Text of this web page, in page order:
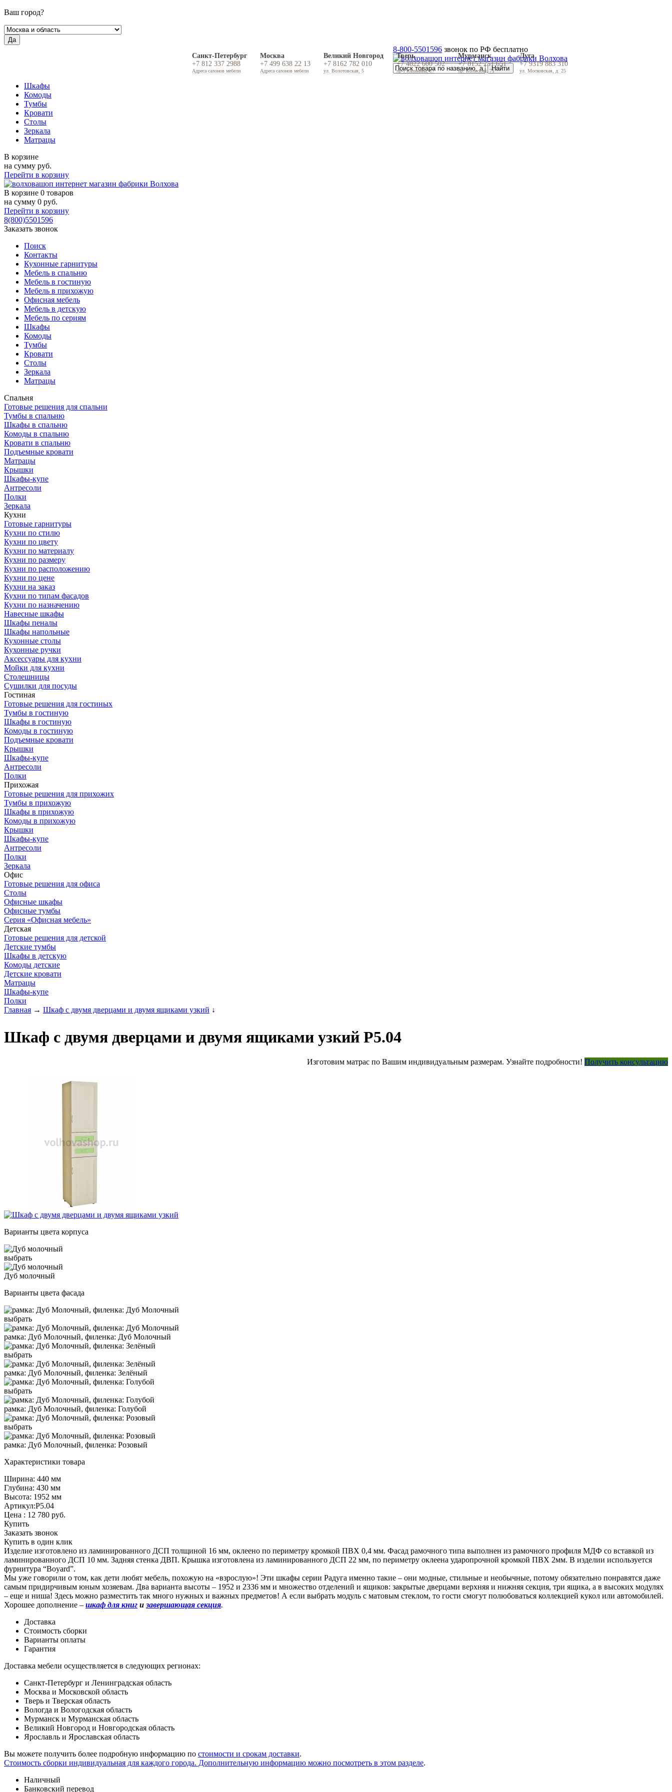
Ваш город?
Да
Санкт-Петербург
+7 812 337 2988
Адреса салонов мебели
Москва
+7 499 638 22 13
Адреса салонов мебели
Великий Новгород
+7 8162 782 010
ул. Волотовская, 5
Тверь
+7 4822 600 502
пр-т Калинина, 17
Мурманск
+7 8152 251 651
пр. Кольский, 71
Луга
+7 9319 883 310
ул. Московская, д. 25
8-800-5501596 звонок по РФ бесплатно
Шкафы
Комоды
Тумбы
Кровати
Столы
Зеркала
Матрацы
В корзине
на сумму руб.
Перейти в корзину
В корзине 0 товаров
на сумму 0 руб.
Перейти в корзину
8(800)5501596
Заказать звонок
Поиск
Контакты
Кухонные гарнитуры
Мебель в спальню
Мебель в гостиную
Мебель в прихожую
Офисная мебель
Мебель в детскую
Мебель по сериям
Шкафы
Комоды
Тумбы
Кровати
Столы
Зеркала
Матрацы
Спальня
Готовые решения для спальни
Тумбы в спальню
Шкафы в спальню
Комоды в спальню
Кровати в спальню
Подъемные кровати
Матрацы
Крышки
Шкафы-купе
Антресоли
Полки
Зеркала
Кухни
Готовые гарнитуры
Кухни по стилю
Кухни по цвету
Кухни по материалу
Кухни по размеру
Кухни по расположению
Кухни по цене
Кухни на заказ
Кухни по типам фасадов
Кухни по назначению
Навесные шкафы
Шкафы пеналы
Шкафы напольные
Кухонные столы
Кухонные ручки
Аксессуары для кухни
Мойки для кухни
Столешницы
Сушилки для посуды
Гостиная
Готовые решения для гостиных
Тумбы в гостиную
Шкафы в гостиную
Комоды в гостиную
Подъемные кровати
Крышки
Шкафы-купе
Антресоли
Полки
Прихожая
Готовые решения для прихожих
Тумбы в прихожую
Шкафы в прихожую
Комоды в прихожую
Крышки
Шкафы-купе
Антресоли
Полки
Зеркала
Офис
Готовые решения для офиса
Столы
Офисные шкафы
Офисные тумбы
Серия «Офисная мебель»
Детская
Готовые решения для детской
Детские тумбы
Шкафы в детскую
Комоды детские
Детские кровати
Матрацы
Шкафы-купе
Полки
Главная → Шкаф с двумя дверцами и двумя ящиками узкий ↓
Шкаф с двумя дверцами и двумя ящиками узкий Р5.04
Изготовим матрас по Вашим индивидуальным размерам. Узнайте подробности! Получить консультацию
Варианты цвета корпуса
выбрать
Дуб молочный
Варианты цвета фасада
выбрать
рамка: Дуб Молочный, филенка: Дуб Молочный
выбрать
рамка: Дуб Молочный, филенка: Зелёный
выбрать
рамка: Дуб Молочный, филенка: Голубой
выбрать
рамка: Дуб Молочный, филенка: Розовый
Характеристики товара
Ширина: 440 мм
Глубина: 430 мм
Высота: 1952 мм
Артикул:Р5.04
Цена : 12 780 руб.
Купить
Заказать звонок
Купить в один клик
Изделие изготовлено из ламинированного ДСП толщиной 16 мм, оклеено по периметру кромкой ПВХ 0,4 мм. Фасад рамочного типа выполнен из рамочного профиля МДФ со вставкой из
ламинированного ДСП 10 мм. Задняя стенка ДВП. Крышка изготовлена из ламинированного ДСП 22 мм, по периметру оклеена ударопрочной кромкой ПВХ 2мм. В изделии используется
фурнитура “Boyard”.
Мы уже говорили о том, как дети любят мебель, похожую на «взрослую»! Эти шкафы серии Радуга именно такие – они модные, стильные и необычные, потому обязательно понравятся даже
самым придирчивым юным хозяевам. Два варианта высоты – 1952 и 2336 мм и множество отделений и ящиков: закрытые дверцами верхняя и нижняя секция, три ящика, а в высоких модулях
– еще и ниша! Здесь можно разместить так много нужных и важных предметов! А если выбрать модуль с матовым стеклом, то гости смогут полюбоваться коллекцией кукол или автомобилей.
Хорошее дополнение – шкаф для книг и завершающая секция.
Доставка
Стоимость сборки
Варианты оплаты
Гарантия
Доставка мебели осуществляется в следующих регионах:
Санкт-Петербург и Ленинградская область
Москва и Московской область
Тверь и Тверская область
Вологда и Вологодская область
Мурманск и Мурманская область
Великий Новгород и Новгородская область
Ярославль и Ярославская область
Вы можете получить более подробную информацию по стоимости и срокам доставки.
Стоимость сборки индивидуальная для каждого города. Дополнительную информацию можно посмотреть в этом разделе.
Наличный
Банковский перевод